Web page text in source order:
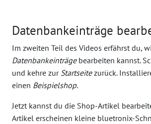
Datenbankeinträge
Im zweiten Teil des Videos erfährst du,
Datenbankeinträgebearbeiten kannst.
und kehre zur Startseitezurück.
einen Beispielshop.
Jetzt kannst du die Shop-Artikel
Artikel erscheinen kleine bluetronix-